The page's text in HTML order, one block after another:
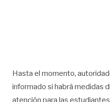
Hasta el momento,
informado si habrá medidas
atención para las